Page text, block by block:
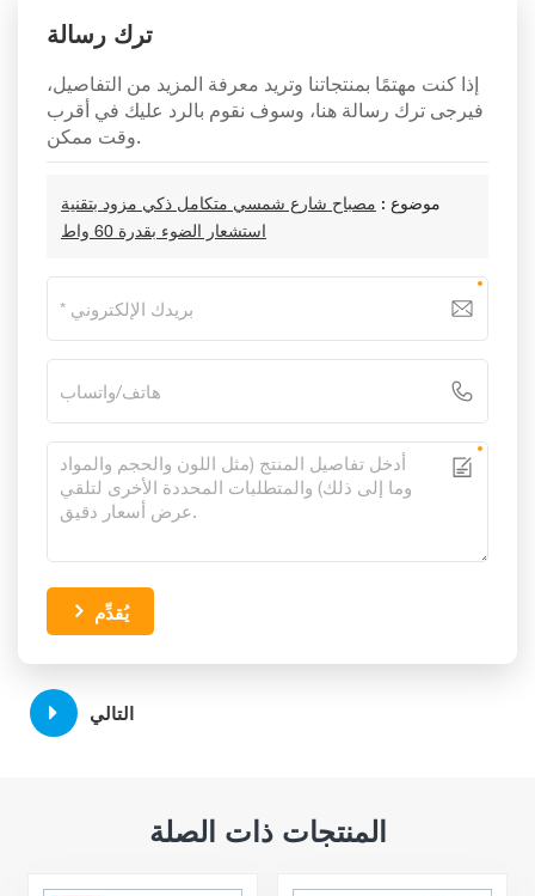
ترك رسالة
إذا كنت مهتمًا بمنتجاتنا وتريد معرفة المزيد من التفاصيل،
فيرجى ترك رسالة هنا، وسوف نقوم بالرد عليك في أقرب
وقت ممكن.
موضوع : مصباح شارع شمسي متكامل ذكي مزود بتقنية
استشعار الضوء بقدرة 60 واط
يُقدِّم
التالي
المنتجات ذات الصلة